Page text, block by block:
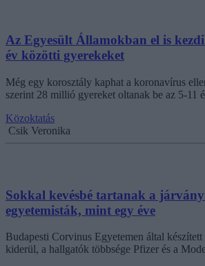
Az Egyesült Államokban el is
év közötti gyerekeket
Még egy korosztály kaphat a koronavírus
szerint 28 millió gyereket oltanak be az 5-11
Közoktatás
Csik Veronika
Sokkal kevésbé tartanak a
egyetemisták, mint egy éve
Budapesti Corvinus Egyetemen által
kiderül, a hallgatók többsége Pfizer és a